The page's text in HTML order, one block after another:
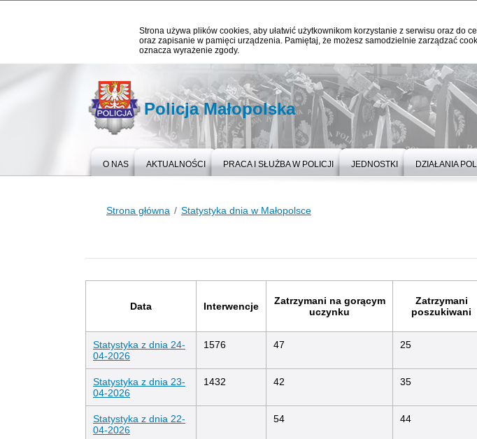
Strona używa plików cookies, aby ułatwić użytkownikom korzystanie z serwisu oraz do
oraz zapisanie w pamięci urządzenia. Pamiętaj, że możesz samodzielnie zarządzać
oznacza wyrażenie zgody.
Policja Małopolska
O NAS AKTUALNOŚCI PRACA I SŁUŻBA W POLICJI JEDNOSTKI DZIAŁANIA
Strona główna Statystyka dnia w Małopolsce
Data Interwencje
Zatrzymani na gorącym
uczynku
Zatrzymani
poszukiwani
Statystyka z dnia 24-
04-2026
1576 47 25
Statystyka z dnia 23-
04-2026
1432 42 35
Statystyka z dnia 22-
04-2026
54 44